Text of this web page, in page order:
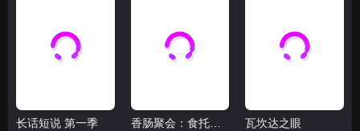
长话短说 第一季 香肠聚会：食托邦 第二季 瓦坎达之眼